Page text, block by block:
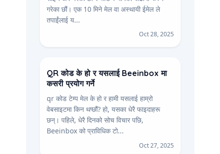
गरेका छौं। एक 10 मिने मेल वा अस्थायी ईमेल ले
तपाईंलाई य...
Oct 28, 2025
QR कोड के हो र यसलाई Beeinbox मा
कसरी प्रयोग गर्ने
qr कोड टेम्प मेल के हो र हामी यसलाई हाम्रो
वेबसाइटमा किन थप्छौं? हो, यसका धेरै फाइदाहरू
छन्। पहिले, धेरै दिनको सोच विचार पछि,
Beeinbox को प्राविधिक टो...
Oct 27, 2025